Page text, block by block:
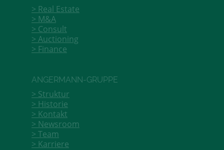
Real Estate
M&A
Consult
Auctioning
Finance
ANGERMANN-GRUPPE
Struktur
Historie
Kontakt
Newsroom
Team
Karriere